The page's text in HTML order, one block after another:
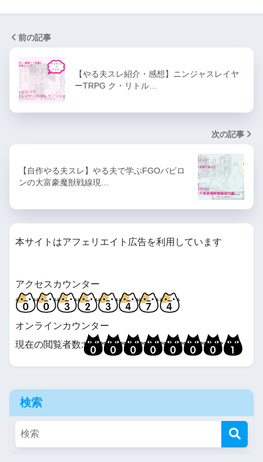
前の記事
【やる夫スレ紹介・感想】ニンジャスレイヤ
ーTRPG ク・リトル…
次の記事
【自作やる夫スレ】やる夫で学ぶFGOバビロ
ンの大富豪魔獣戦線現…
本サイトはアフェリエイト広告を利用しています
アクセスカウンター
オンラインカウンター
現在の閲覧者数:
検索